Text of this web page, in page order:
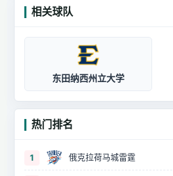
相关球队
东田纳西州立大学
热门排名
1 俄克拉荷马城雷霆